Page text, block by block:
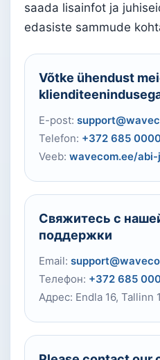
saada lisainfot ja
edasiste sammude
Võtke ühendust
E-post:
Telefon: +372 685
Veeb: wavecom.ee/
Свяжитесь с
поддержки
Email:
Телефон: +372 685
Адрес: Endla 16, Tallinn